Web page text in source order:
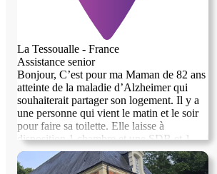
La Tessoualle - France
Assistance senior
Bonjour, C’est pour ma Maman de 82 ans
atteinte de la maladie d’Alzheimer qui
souhaiterait partager son logement. Il y a
une personne qui vient le matin et le soir
pour faire sa toilette. Elle laisse à
disposition 1 chambre et une SDB et 1
WC privatif. Le logement se situe à LA
TESSOUALLE à 7 km de Cholet. En